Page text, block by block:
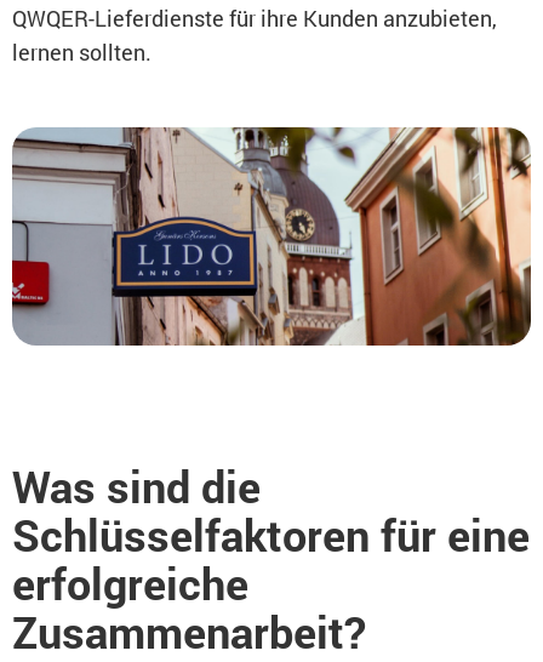
QWQER-Lieferdienste für ihre Kunden anzubieten,
lernen sollten.
Was sind die
Schlüsselfaktoren für eine
erfolgreiche
Zusammenarbeit?